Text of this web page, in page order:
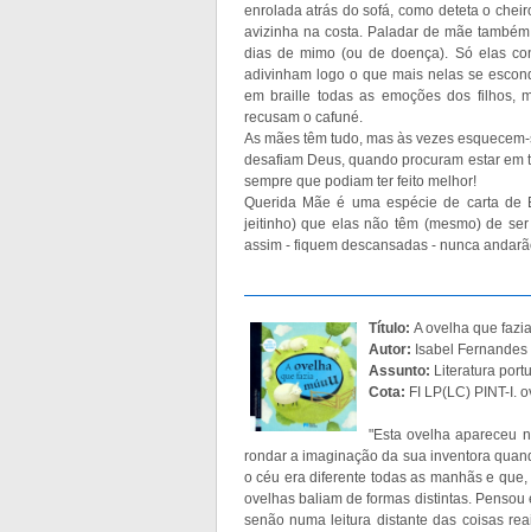
enrolada atrás do sofá, como deteta o
avizinha na costa. Paladar de mãe
dias de mimo (ou de doença). Só elas
adivinham logo o que mais nelas se
em braille todas as emoções dos filhos,
recusam o cafuné.
As mães têm tudo, mas às vezes
desafiam Deus, quando procuram estar
sempre que podiam ter feito melhor!
Querida Mãe é uma espécie de carta de
jeitinho) que elas não têm (mesmo) de
assim - fiquem descansadas - nunca
Título: A ovelha que
Autor: Isabel Fernandes
Assunto: Literatura
Cota: FI LP(LC) PINT-I.
"Esta ovelha apareceu
rondar a imaginação da sua inventora
o céu era diferente todas as manhãs e
ovelhas baliam de formas distintas.
senão numa leitura distante das coisas